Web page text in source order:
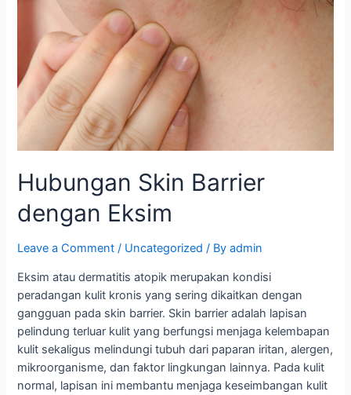
Hubungan Skin Barrier
dengan Eksim
Leave a Comment / Uncategorized / Byadmin
Eksim atau dermatitis atopik merupakan kondisi
peradangan kulit kronis yang sering dikaitkan dengan
gangguan pada skin barrier. Skin barrier adalah lapisan
pelindung terluar kulit yang berfungsi menjaga kelembapan
kulit sekaligus melindungi tubuh dari paparan iritan, alergen,
mikroorganisme, dan faktor lingkungan lainnya. Pada kulit
normal, lapisan ini membantu menjaga keseimbangan kulit